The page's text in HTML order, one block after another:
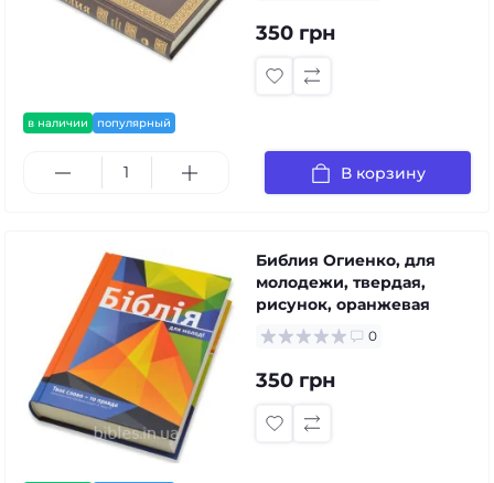
в наличии популярный
350 грн
В корзину
Библия Огиенко, для
молодежи, твердая,
рисунок, оранжевая
0
350 грн